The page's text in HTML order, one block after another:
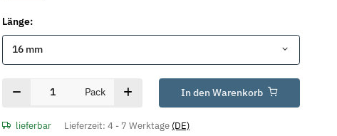
Länge:
16 mm
Pack In den Warenkorb
lieferbar Lieferzeit:4 - 7 Werktage (DE)